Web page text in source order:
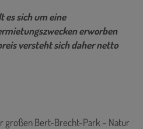
es sich um eine
erworben
versteht sich daher netto
großen Bert-Brecht-Park – Natur